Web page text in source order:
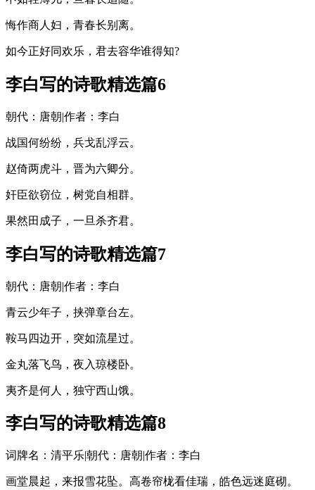
悔作商人妇，青春长别离。
如今正好同欢乐，君去容华谁得知?
李白写的诗歌精选篇6
朝代：唐朝|作者：李白
战国何纷纷，兵戈乱浮云。
赵倚两虎斗，晋为六卿分。
奸臣欲窃位，树党自相群。
果然田成子，一旦杀齐君。
李白写的诗歌精选篇7
朝代：唐朝|作者：李白
青云少年子，挟弹章台左。
鞍马四边开，突如流星过。
金丸落飞鸟，夜入琼楼卧。
夷齐是何人，独守西山饿。
李白写的诗歌精选篇8
词牌名：清平乐|朝代：唐朝|作者：李白
画堂晨起，来报雪花坠。高卷帘栊看佳瑞，皓色远迷庭砌。